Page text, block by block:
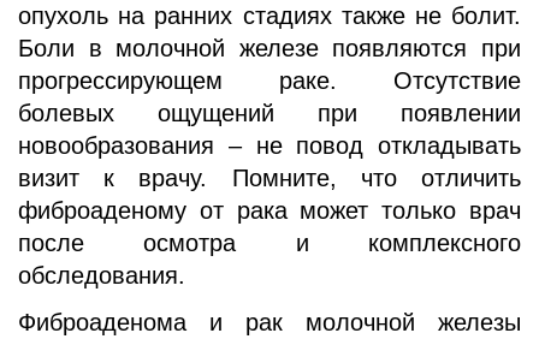
опухоль на ранних стадиях также не болит.
Боли в молочной железе появляются при
прогрессирующем раке. Отсутствие
болевых ощущений при появлении
новообразования – не повод откладывать
визит к врачу. Помните, что отличить
фиброаденому от рака может только врач
после осмотра и комплексного
обследования.
Фиброаденома и рак молочной железы